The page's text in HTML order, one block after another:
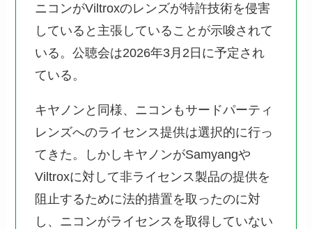
ニコンがViltroxのレンズが特許技術を侵害
していると主張していることが示唆されて
いる。公聴会は2026年3月2日に予定され
ている。
キヤノンと同様、ニコンもサードパーティ
レンズへのライセンス提供は選択的に行っ
てきた。しかしキヤノンがSamyangや
Viltroxに対して非ライセンス製品の提供を
阻止するために法的措置を取ったのに対
し、ニコンがライセンスを取得していない